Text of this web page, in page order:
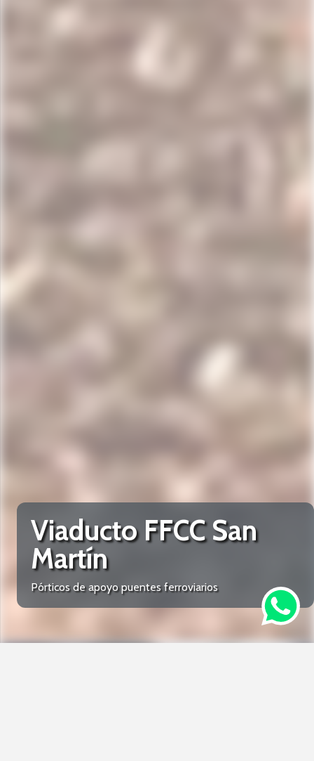
Viaducto FFCC San
Martín
Pórticos de apoyo puentes ferroviarios